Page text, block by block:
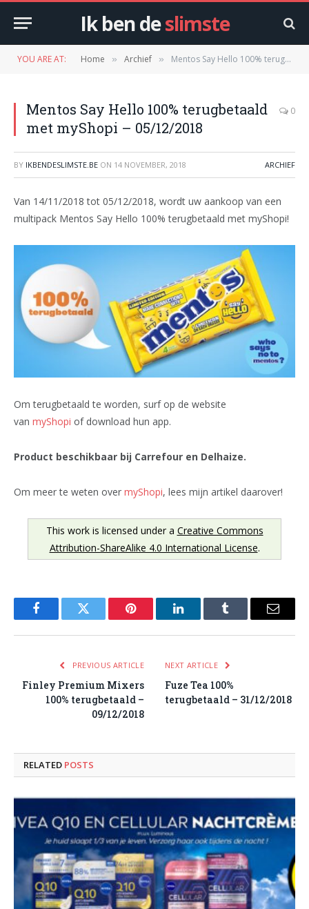
Ik ben deslimste
YOU ARE AT: Home » Archief » Mentos Say Hello 100% terugbetaald met myShopi – 05/12/2018
Mentos Say Hello 100% terugbetaald
met myShopi – 05/12/2018
0
BY IKBENDESLIMSTE.BE ON 14 NOVEMBER, 2018 ARCHIEF
Van 14/11/2018 tot 05/12/2018, wordt uw aankoop van een
multipack Mentos Say Hello 100% terugbetaald met myShopi!
Om terugbetaald te worden, surf op de website
van myShopi of download hun app.
Product beschikbaar bij Carrefour en Delhaize.
Om meer te weten over myShopi, lees mijn artikel daarover!
This work is licensed under a Creative Commons
Attribution-ShareAlike 4.0 International License.
FacebookTwitter Pinterest LinkedInTumblr Email
PREVIOUS ARTICLE
Finley Premium Mixers
100% terugbetaald –
09/12/2018
NEXT ARTICLE
Fuze Tea 100%
terugbetaald – 31/12/2018
RELATED POSTS